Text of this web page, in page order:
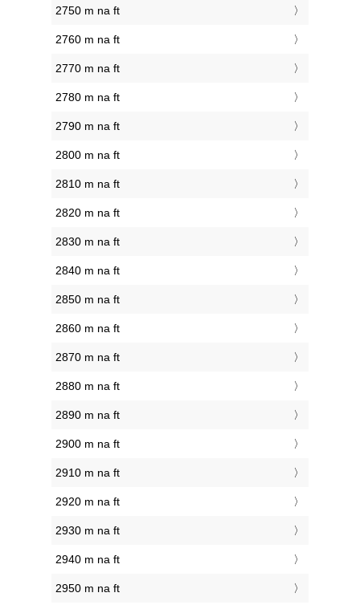
2750 m na ft
2760 m na ft
2770 m na ft
2780 m na ft
2790 m na ft
2800 m na ft
2810 m na ft
2820 m na ft
2830 m na ft
2840 m na ft
2850 m na ft
2860 m na ft
2870 m na ft
2880 m na ft
2890 m na ft
2900 m na ft
2910 m na ft
2920 m na ft
2930 m na ft
2940 m na ft
2950 m na ft